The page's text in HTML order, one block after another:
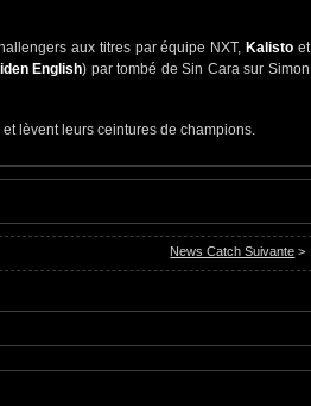
aux titres par équipe NXT,Kalisto et
English) par tombé de Sin Cara sur Simon
lèvent leurs ceintures de champions.
News Catch Suivante >